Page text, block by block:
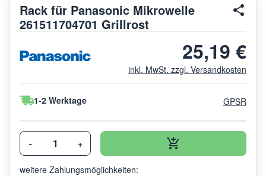
Rack für Panasonic Mikrowelle
261511704701 Grillrost
25,19 €
inkl. MwSt. zzgl. Versandkosten
1-2 Werktage GPSR
- +
weitere Zahlungsmöglichkeiten: